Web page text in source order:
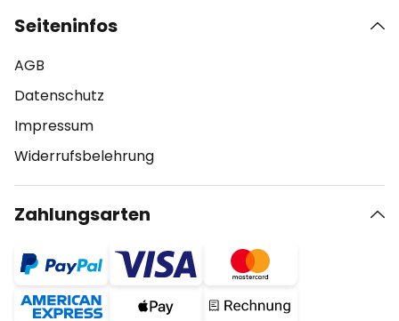
Seiteninfos
AGB
Datenschutz
Impressum
Widerrufsbelehrung
Zahlungsarten